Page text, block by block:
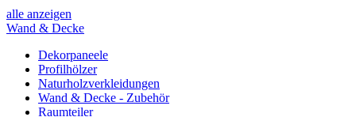
alle anzeigen
Wand & Decke
Dekorpaneele
Profilhölzer
Naturholzverkleidungen
Wand & Decke - Zubehör
Raumteiler